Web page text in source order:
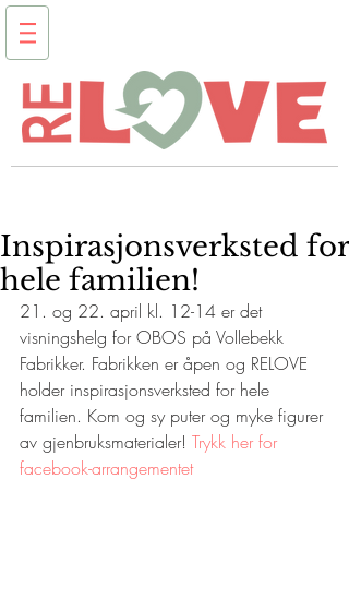
Inspirasjonsverksted for
hele familien!
21. og 22. april kl. 12-14 er det
visningshelg for OBOS på Vollebekk
Fabrikker. Fabrikken er åpen og RELOVE
holder inspirasjonsverksted for hele
familien. Kom og sy puter og myke figurer
av gjenbruksmaterialer! Trykk her for
facebook-arrangementet